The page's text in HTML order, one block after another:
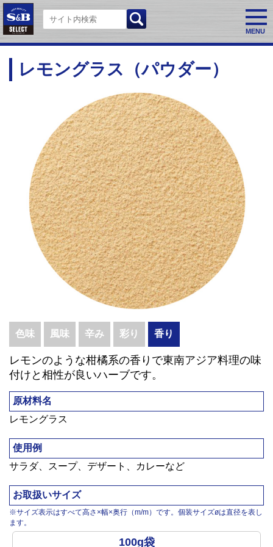
MENU
レモングラス （パウダー）
色味 風味 辛み 彩り 香り
レモンのような柑橘系の香りで東南アジア料理の味
付けと相性が良いハーブです。
原材料名
レモングラス
使用例
サラダ、スープ、デザート、カレーなど
お取扱いサイズ
※サイズ表示はすべて高さ×幅×奥行（m/m）です。個装サイズøは直径を表し
ます。
100g袋